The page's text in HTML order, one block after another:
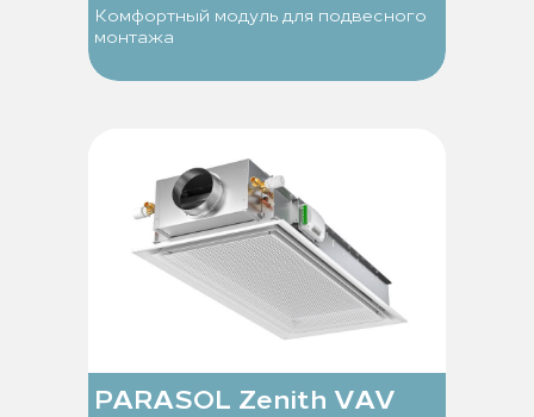
Комфортный модуль для подвесного
монтажа
PARASOL Zenith VAV